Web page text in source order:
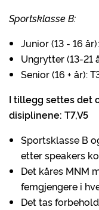
Sportsklasse B:
Junior (13 - 16 år):
Ungrytter (13-21
Senior (16 + år):
I tillegg settes det
disiplinene: T7,V5
Sportsklasse B
etter speakers
Det kåres MNM
femgjengere i
Det tas